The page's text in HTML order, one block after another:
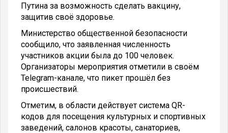
Путина за возможность сделать вакцину,
защитив своё здоровье.
Министерство общественной безопасности
сообщило, что заявленная численность
участников акции была до 100 человек.
Организаторы мероприятия отметили в своём
Telegram-канале, что пикет прошёл без
происшествий.
Отметим, в области действует система QR-
кодов для посещения культурных и спортивных
заведений, салонов красоты, санаториев,